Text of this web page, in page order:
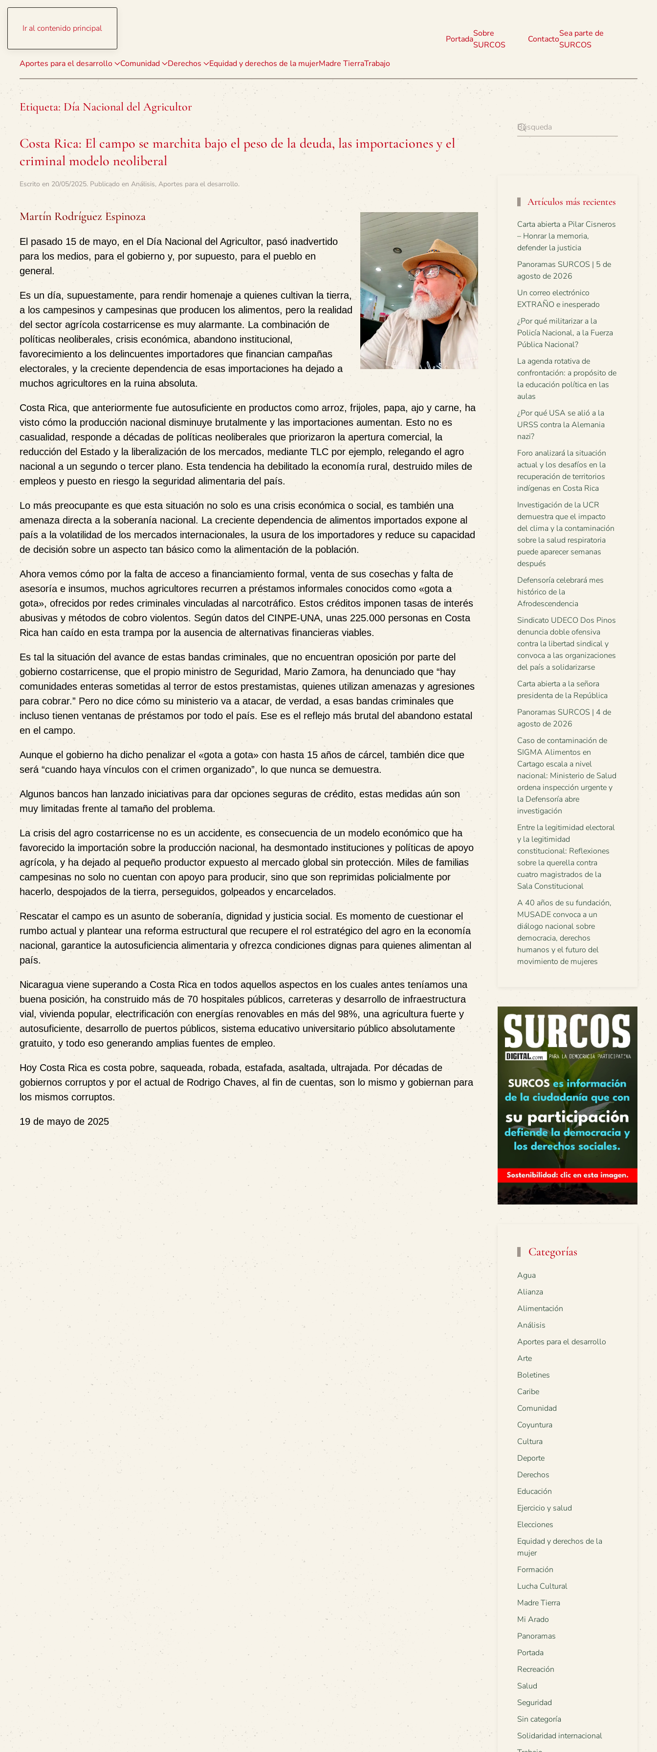
Ir al contenido principal
Aportes para el desarrollo Comunidad Derechos Equidad y derechos de la mujerMadre TierraTrabajo
Portada
Sobre
SURCOS
Contacto
Sea parte de
SURCOS
Etiqueta: Día Nacional del Agricultor
Costa Rica: El campo se marchita bajo el peso de la deuda, las importaciones y el
criminal modelo neoliberal
Escrito en 20/05/2025. Publicado en Análisis, Aportes para el desarrollo.
Martín Rodríguez Espinoza
El pasado 15 de mayo, en el Día Nacional del Agricultor, pasó inadvertido
para los medios, para el gobierno y, por supuesto, para el pueblo en
general.
Es un día, supuestamente, para rendir homenaje a quienes cultivan la tierra,
a los campesinos y campesinas que producen los alimentos, pero la realidad
del sector agrícola costarricense es muy alarmante. La combinación de
políticas neoliberales, crisis económica, abandono institucional,
favorecimiento a los delincuentes importadores que financian campañas
electorales, y la creciente dependencia de esas importaciones ha dejado a
muchos agricultores en la ruina absoluta.
Costa Rica, que anteriormente fue autosuficiente en productos como arroz, frijoles, papa, ajo y carne, ha
visto cómo la producción nacional disminuye brutalmente y las importaciones aumentan. Esto no es
casualidad, responde a décadas de políticas neoliberales que priorizaron la apertura comercial, la
reducción del Estado y la liberalización de los mercados, mediante TLC por ejemplo, relegando el agro
nacional a un segundo o tercer plano. Esta tendencia ha debilitado la economía rural, destruido miles de
empleos y puesto en riesgo la seguridad alimentaria del país.
Lo más preocupante es que esta situación no solo es una crisis económica o social, es también una
amenaza directa a la soberanía nacional. La creciente dependencia de alimentos importados expone al
país a la volatilidad de los mercados internacionales, la usura de los importadores y reduce su capacidad
de decisión sobre un aspecto tan básico como la alimentación de la población.
Ahora vemos cómo por la falta de acceso a financiamiento formal, venta de sus cosechas y falta de
asesoría e insumos, muchos agricultores recurren a préstamos informales conocidos como «gota a
gota», ofrecidos por redes criminales vinculadas al narcotráfico. Estos créditos imponen tasas de interés
abusivas y métodos de cobro violentos. Según datos del CINPE-UNA, unas 225.000 personas en Costa
Rica han caído en esta trampa por la ausencia de alternativas financieras viables.
Es tal la situación del avance de estas bandas criminales, que no encuentran oposición por parte del
gobierno costarricense, que el propio ministro de Seguridad, Mario Zamora, ha denunciado que “hay
comunidades enteras sometidas al terror de estos prestamistas, quienes utilizan amenazas y agresiones
para cobrar.” Pero no dice cómo su ministerio va a atacar, de verdad, a esas bandas criminales que
incluso tienen ventanas de préstamos por todo el país. Ese es el reflejo más brutal del abandono estatal
en el campo.
Aunque el gobierno ha dicho penalizar el «gota a gota» con hasta 15 años de cárcel, también dice que
será “cuando haya vínculos con el crimen organizado”, lo que nunca se demuestra.
Algunos bancos han lanzado iniciativas para dar opciones seguras de crédito, estas medidas aún son
muy limitadas frente al tamaño del problema.
La crisis del agro costarricense no es un accidente, es consecuencia de un modelo económico que ha
favorecido la importación sobre la producción nacional, ha desmontado instituciones y políticas de apoyo
agrícola, y ha dejado al pequeño productor expuesto al mercado global sin protección. Miles de familias
campesinas no solo no cuentan con apoyo para producir, sino que son reprimidas policialmente por
hacerlo, despojados de la tierra, perseguidos, golpeados y encarcelados.
Rescatar el campo es un asunto de soberanía, dignidad y justicia social. Es momento de cuestionar el
rumbo actual y plantear una reforma estructural que recupere el rol estratégico del agro en la economía
nacional, garantice la autosuficiencia alimentaria y ofrezca condiciones dignas para quienes alimentan al
país.
Nicaragua viene superando a Costa Rica en todos aquellos aspectos en los cuales antes teníamos una
buena posición, ha construido más de 70 hospitales públicos, carreteras y desarrollo de infraestructura
vial, vivienda popular, electrificación con energías renovables en más del 98%, una agricultura fuerte y
autosuficiente, desarrollo de puertos públicos, sistema educativo universitario público absolutamente
gratuito, y todo eso generando amplias fuentes de empleo.
Hoy Costa Rica es costa pobre, saqueada, robada, estafada, asaltada, ultrajada. Por décadas de
gobiernos corruptos y por el actual de Rodrigo Chaves, al fin de cuentas, son lo mismo y gobiernan para
los mismos corruptos.
19 de mayo de 2025
Artículos más recientes
Carta abierta a Pilar Cisneros
– Honrar la memoria,
defender la justicia
Panoramas SURCOS | 5 de
agosto de 2026
Un correo electrónico
EXTRAÑO e inesperado
¿Por qué militarizar a la
Policía Nacional, a la Fuerza
Pública Nacional?
La agenda rotativa de
confrontación: a propósito de
la educación política en las
aulas
¿Por qué USA se alió a la
URSS contra la Alemania
nazi?
Foro analizará la situación
actual y los desafíos en la
recuperación de territorios
indígenas en Costa Rica
Investigación de la UCR
demuestra que el impacto
del clima y la contaminación
sobre la salud respiratoria
puede aparecer semanas
después
Defensoría celebrará mes
histórico de la
Afrodescendencia
Sindicato UDECO Dos Pinos
denuncia doble ofensiva
contra la libertad sindical y
convoca a las organizaciones
del país a solidarizarse
Carta abierta a la señora
presidenta de la República
Panoramas SURCOS | 4 de
agosto de 2026
Caso de contaminación de
SIGMA Alimentos en
Cartago escala a nivel
nacional: Ministerio de Salud
ordena inspección urgente y
la Defensoría abre
investigación
Entre la legitimidad electoral
y la legitimidad
constitucional: Reflexiones
sobre la querella contra
cuatro magistrados de la
Sala Constitucional
A 40 años de su fundación,
MUSADE convoca a un
diálogo nacional sobre
democracia, derechos
humanos y el futuro del
movimiento de mujeres
Categorías
Agua
Alianza
Alimentación
Análisis
Aportes para el desarrollo
Arte
Boletines
Caribe
Comunidad
Coyuntura
Cultura
Deporte
Derechos
Educación
Ejercicio y salud
Elecciones
Equidad y derechos de la
mujer
Formación
Lucha Cultural
Madre Tierra
Mi Arado
Panoramas
Portada
Recreación
Salud
Seguridad
Sin categoría
Solidaridad internacional